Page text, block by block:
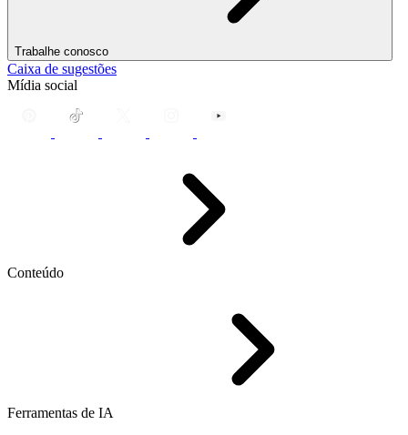
Trabalhe conosco
Caixa de sugestões
Mídia social
Conteúdo
Ferramentas de IA